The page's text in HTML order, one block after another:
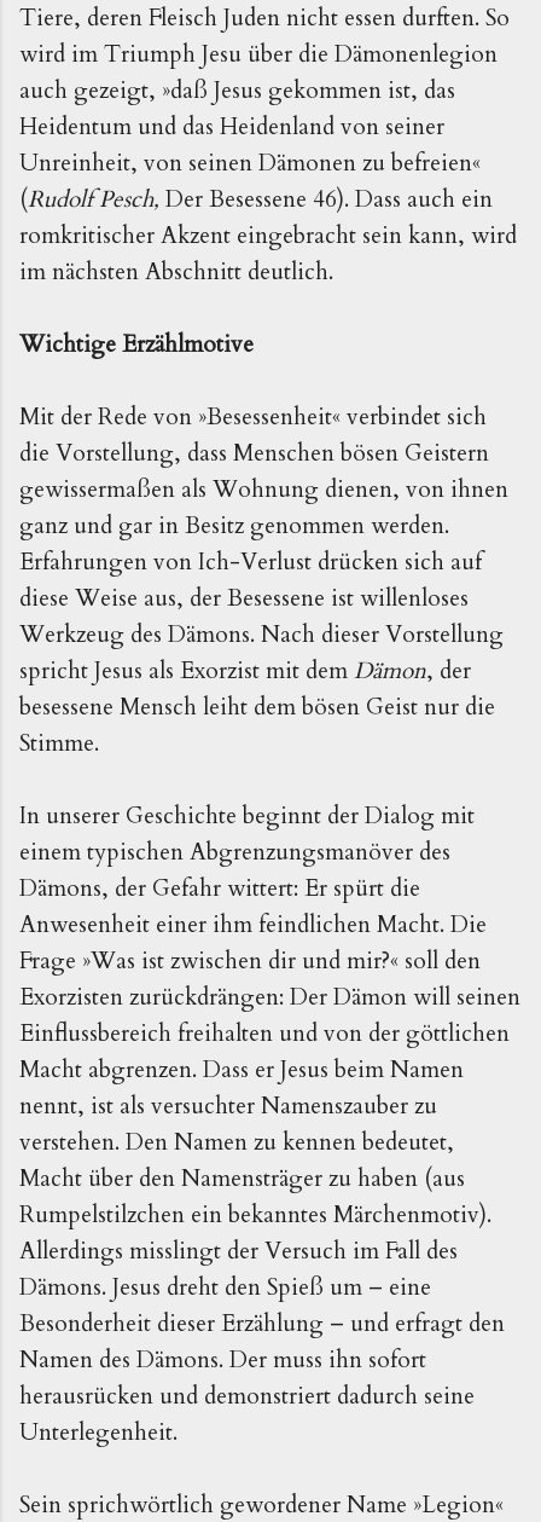
Tiere, deren Fleisch Juden nicht essen durften. So
wird im Triumph Jesu über die Dämonenlegion
auch gezeigt, »daß Jesus gekommen ist, das
Heidentum und das Heidenland von seiner
Unreinheit, von seinen Dämonen zu befreien«
(Rudolf Pesch, Der Besessene 46). Dass auch ein
romkritischer Akzent eingebracht sein kann, wird
im nächsten Abschnitt deutlich.
Wichtige Erzählmotive
Mit der Rede von »Besessenheit« verbindet sich
die Vorstellung, dass Menschen bösen Geistern
gewissermaßen als Wohnung dienen, von ihnen
ganz und gar in Besitz genommen werden.
Erfahrungen von Ich-Verlust drücken sich auf
diese Weise aus, der Besessene ist willenloses
Werkzeug des Dämons. Nach dieser Vorstellung
spricht Jesus als Exorzist mit demDämon, der
besessene Mensch leiht dem bösen Geist nur die
Stimme.
In unserer Geschichte beginnt der Dialog mit
einem typischen Abgrenzungsmanöver des
Dämons, der Gefahr wittert: Er spürt die
Anwesenheit einer ihm feindlichen Macht. Die
Frage »Was ist zwischen dir und mir?« soll den
Exorzisten zurückdrängen: Der Dämon will seinen
Einflussbereich freihalten und von der göttlichen
Macht abgrenzen. Dass er Jesus beim Namen
nennt, ist als versuchter Namenszauber zu
verstehen. Den Namen zu kennen bedeutet,
Macht über den Namensträger zu haben (aus
Rumpelstilzchen ein bekanntes Märchenmotiv).
Allerdings misslingt der Versuch im Fall des
Dämons. Jesus dreht den Spieß um – eine
Besonderheit dieser Erzählung – und erfragt den
Namen des Dämons. Der muss ihn sofort
herausrücken und demonstriert dadurch seine
Unterlegenheit.
Sein sprichwörtlich gewordener Name »Legion«